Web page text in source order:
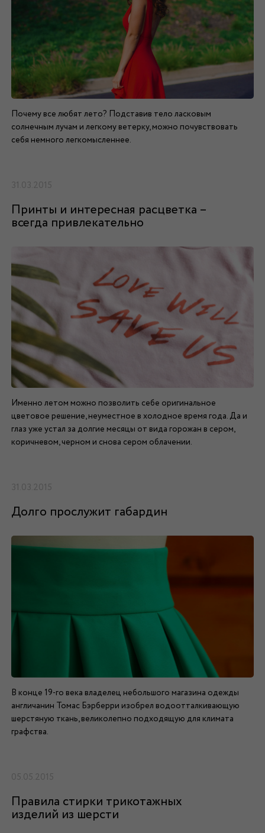
Почему все любят лето? Подставив тело ласковым
солнечным лучам и легкому ветерку, можно почувствовать
себя немного легкомысленнее.
31.03.2015
Принты и интересная расцветка –
всегда привлекательно
Именно летом можно позволить себе оригинальное
цветовое решение, неуместное в холодное время года. Да и
глаз уже устал за долгие месяцы от вида горожан в сером,
коричневом, черном и снова сером облачении.
31.03.2015
Долго прослужит габардин
В конце 19-го века владелец небольшого магазина одежды
англичанин Томас Бэрберри изобрел водоотталкивающую
шерстяную ткань, великолепно подходящую для климата
графства.
05.05.2015
Правила стирки трикотажных
изделий из шерсти